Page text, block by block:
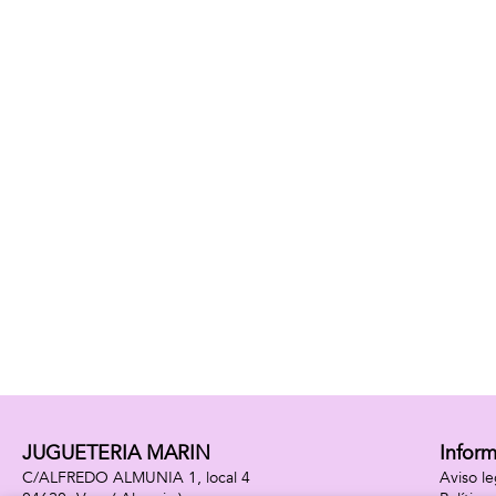
JUGUETERIA MARIN
C/ALFREDO ALMUNIA 1, local 4
Aviso